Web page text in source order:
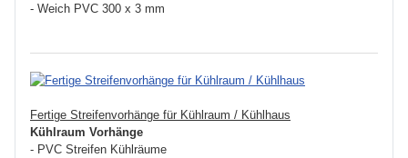
- Weich PVC 300 x 3 mm
Fertige Streifenvorhänge für Kühlraum / Kühlhaus
Kühlraum Vorhänge
- PVC Streifen Kühlräume